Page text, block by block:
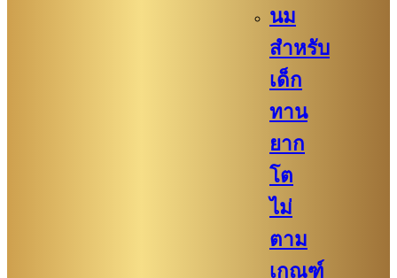
นม
สำหรับ
เด็ก
ทาน
ยาก
โต
ไม่
ตาม
เกณฑ์